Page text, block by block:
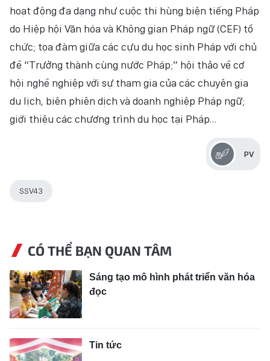
hoạt động đa dạng như cuộc thi hùng biện tiếng Pháp
do Hiệp hội Văn hóa và Không gian Pháp ngữ (CEF) tổ
chức; tọa đàm giữa các cựu du học sinh Pháp với chủ
đề “Trưởng thành cùng nước Pháp;” hội thảo về cơ
hội nghề nghiệp với sự tham gia của các chuyên gia
du lịch, biên phiên dịch và doanh nghiệp Pháp ngữ;
giới thiệu các chương trình du học tại Pháp…
PV
SSV43
CÓ THỂ BẠN QUAN TÂM
Sáng tạo mô hình phát triển văn hóa
đọc
Tin tức